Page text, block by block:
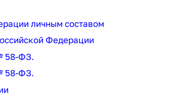
личным составом
Федерации
58-ФЗ.
58-ФЗ.